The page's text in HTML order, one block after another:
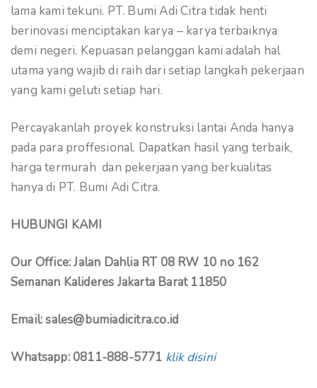
lama kami tekuni. PT. Bumi Adi Citra tidak henti
berinovasi menciptakan karya – karya terbaiknya
demi negeri. Kepuasan pelanggan kami adalah hal
utama yang wajib di raih dari setiap langkah pekerjaan
yang kami geluti setiap hari.
Percayakanlah proyek konstruksi lantai Anda hanya
pada para proffesional. Dapatkan hasil yang terbaik,
harga termurah dan pekerjaan yang berkualitas
hanya di PT. Bumi Adi Citra.
HUBUNGI KAMI
Our Office: Jalan Dahlia RT 08 RW 10 no 162
Semanan Kalideres Jakarta Barat 11850
Email: sales@bumiadicitra.co.id
Whatsapp: 0811-888-5771 klik disini